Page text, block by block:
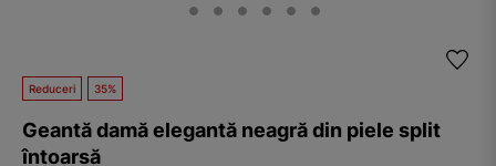
Reduceri 35%
Geantă damă elegantă neagră din piele split
întoarsă